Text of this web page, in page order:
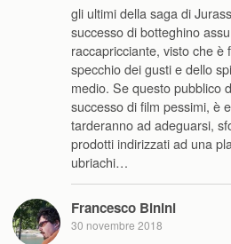
gli ultimi della saga di
successo di botteghino
raccapricciante, visto che è
specchio dei gusti e dello
medio. Se questo pubblico
successo di film pessimi, è
tarderanno ad adeguarsi,
prodotti indirizzati ad una
ubriachi…
Francesco Binini
30 novembre 2018